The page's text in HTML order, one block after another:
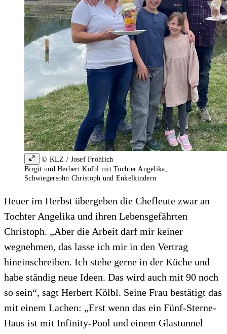
© KLZ / Josef Fröhlich
Birgit und Herbert Kölbl mit Tochter Angelika,
Schwiegersohn Christoph und Enkelkindern
Heuer im Herbst übergeben die Chefleute zwar an
Tochter Angelika und ihren Lebensgefährten
Christoph. „Aber die Arbeit darf mir keiner
wegnehmen, das lasse ich mir in den Vertrag
hineinschreiben. Ich stehe gerne in der Küche und
habe ständig neue Ideen. Das wird auch mit 90 noch
so sein“, sagt Herbert Kölbl. Seine Frau bestätigt das
mit einem Lachen: „Erst wenn das ein Fünf-Sterne-
Haus ist mit Infinity-Pool und einem Glastunnel